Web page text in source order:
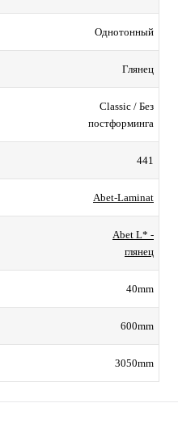
Однотонный
Глянец
Classic / Без
постформинга
441
Abet-Laminat
Abet L* -
глянец
40mm
600mm
3050mm